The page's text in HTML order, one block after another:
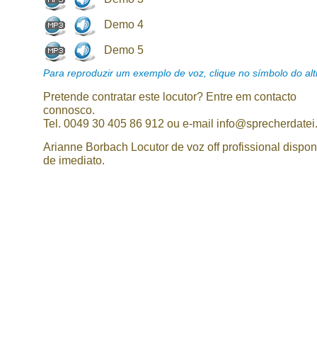
Demo 4
Demo 5
Para reproduzir um exemplo de voz, clique no símbolo do
Pretende contratar este locutor? Entre em contacto
connosco.
Tel. 0049 30 405 86 912 ou e-mail
Arianne Borbach Locutor de voz off profissional
de imediato.